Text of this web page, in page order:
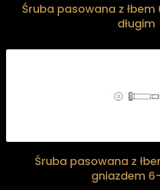
Śruba pasowana z
długim
Śruba pasowana z
gniazdem